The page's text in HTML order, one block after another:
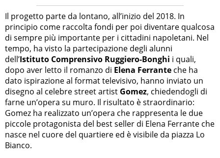
Il progetto parte da lontano, all’inizio del 2018. In
principio come raccolta fondi per poi diventare qualcosa
di sempre più importante per i cittadini napoletani. Nel
tempo, ha visto la partecipazione degli alunni
dell’Istituto Comprensivo Ruggiero-Bonghi i quali,
dopo aver letto il romanzo di Elena Ferrante che ha
dato ispirazione al format televisivo, hanno inviato un
disegno al celebre street artist Gomez, chiedendogli di
farne un’opera su muro. Il risultato è straordinario:
Gomez ha realizzato un’opera che rappresenta le due
piccole protagonista del best seller di Elena Ferrante che
nasce nel cuore del quartiere ed è visibile da piazza Lo
Bianco.